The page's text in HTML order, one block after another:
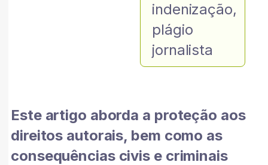
indenização,
plágio
jornalista
Este artigo aborda a proteção aos
direitos autorais, bem como as
consequências civis e criminais